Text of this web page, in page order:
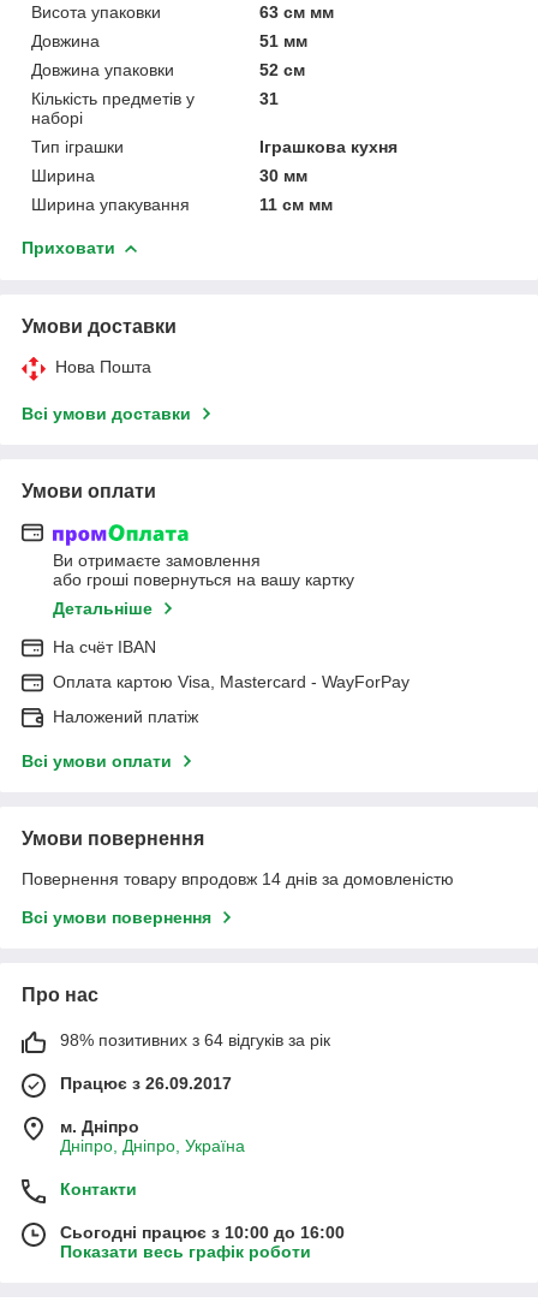
Висота упаковки
63 см мм
Довжина
51 мм
Довжина упаковки
52 см
Кількість предметів у
наборі
31
Тип іграшки
Іграшкова кухня
Ширина
30 мм
Ширина упакування
11 см мм
Приховати
Умови доставки
Нова Пошта
Всі умови доставки
Умови оплати
Ви отримаєте замовлення
або гроші повернуться на вашу картку
Детальніше
На cчёт IBAN
Оплата картою Visa, Mastercard - WayForPay
Наложений платіж
Всі умови оплати
Умови повернення
Повернення товару впродовж 14 днів за домовленістю
Всі умови повернення
Про нас
98% позитивних з 64 відгуків за рік
Працює з 26.09.2017
м. Дніпро
Дніпро, Дніпро, Україна
Контакти
Сьогодні працює з 10:00 до 16:00
Показати весь графік роботи